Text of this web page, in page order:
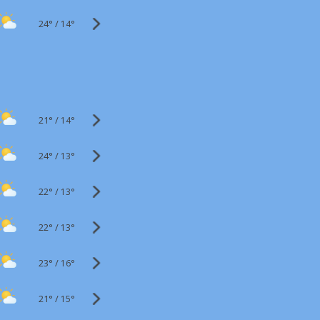
24° / 14°
21° / 14°
24° / 13°
22° / 13°
22° / 13°
23° / 16°
21° / 15°